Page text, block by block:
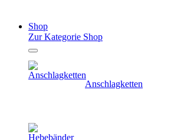
Shop
Zur Kategorie Shop
Anschlagketten